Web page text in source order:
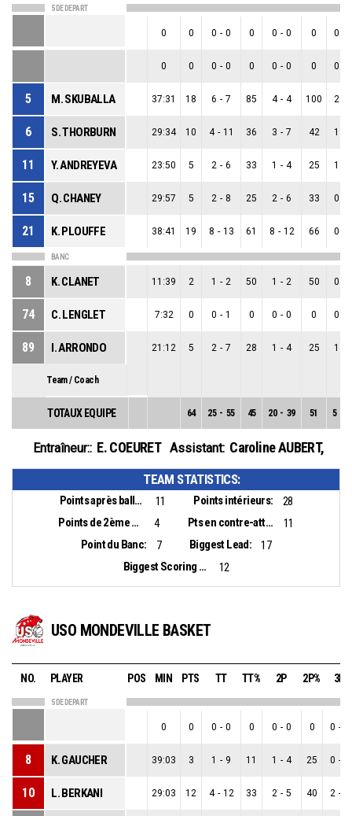
5 DE DEPART
0 0 0 - 0 0 0 - 0 0 0
0 0 0 - 0 0 0 - 0 0 0
5 M. SKUBALLA 37:31 18 6 - 7 85 4 - 4 100 2
6 S. THORBURN 29:34 10 4 - 11 36 3 - 7 42 1
11 Y. ANDREYEVA 23:50 5 2 - 6 33 1 - 4 25 1
15 Q. CHANEY 29:57 5 2 - 8 25 2 - 6 33 0
21 K. PLOUFFE 38:41 19 8 - 13 61 8 - 12 66 0
BANC
8 K. CLANET 11:39 2 1 - 2 50 1 - 2 50 0
74 C. LENGLET 7:32 0 0 - 1 0 0 - 0 0 0
89 I. ARRONDO 21:12 5 2 - 7 28 1 - 4 25 1
Team / Coach
TOTAUX EQUIPE 64 25 - 55 45 20 - 39 51 5
Entraîneur:: E. COEURET Assistant: Caroline AUBERT,
TEAM STATISTICS:
Points après balles perdues: 11 Points intérieurs:
28
Points de 2ème chance:
4 Pts en contre-attaque:
11
Point du Banc:
7 Biggest Lead:
17
Biggest Scoring Run:
12
USO MONDEVILLE BASKET
NO. PLAYER POS MIN PTS TT TT% 2P 2P% 3P
5 DE DEPART
0 0 0 - 0 0 0 - 0 0 0 -
8 K. GAUCHER 39:03 3 1 - 9 11 1 - 4 25 0 -
10 L. BERKANI 29:03 12 4 - 12 33 2 - 5 40 2 -